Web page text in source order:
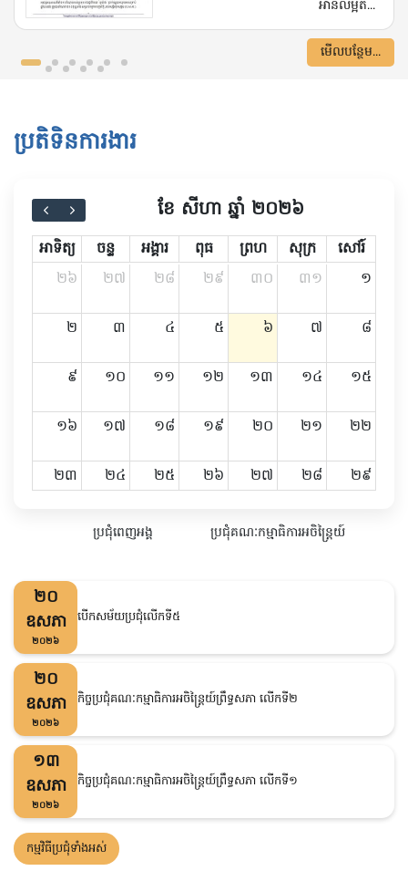
បណ្តាលវិជ្ជាជីវៈ នាព្រឹកថ្ងៃទី៣០ ខែ
អានលម្អិត...
មើលបន្ថែម...
ប្រតិទិនការងារ
ខែ សីហា ឆ្នាំ ២០២៦
អាទិត្យ ចន្ទ អង្គារ ពុធ ព្រហ សុក្រ
សៅរ៍
២៦
២៧ ២៨ ២៩ ៣០ ៣១ ១
២ ៣ ៤ ៥ ៦ ៧ ៨
៩ ១០ ១១ ១២ ១៣ ១៤ ១៥
១៦ ១៧ ១៨ ១៩ ២០ ២១ ២២
២៣ ២៤ ២៥ ២៦ ២៧ ២៨ ២៩
៣១ ២ ៣ ៤
ប្រជុំពេញអង្គ ប្រជុំគណៈកម្មាធិការអចិន្រ្តៃយ៍
២០
ឧសភា
២០២៦
បើកសម័យប្រជុំលើកទី៥
២០
ឧសភា
២០២៦
កិច្ចប្រជុំគណៈកម្មាធិការអចិន្រ្តៃយ៍ព្រឹទ្ធសភា លើកទី២
១៣
ឧសភា
២០២៦
កិច្ចប្រជុំគណៈកម្មាធិការអចិន្រ្តៃយ៍ព្រឹទ្ធសភា លើកទី១
កម្មវិធីប្រជុំទាំងអស់